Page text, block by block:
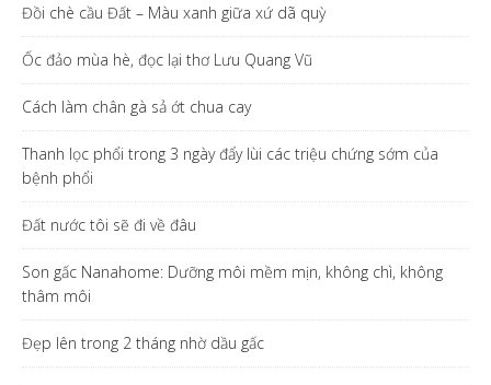
Đồi chè cầu Đất – Màu xanh giữa xứ dã quỳ
Ốc đảo mùa hè, đọc lại thơ Lưu Quang Vũ
Cách làm chân gà sả ớt chua cay
Thanh lọc phổi trong 3 ngày đẩy lùi các triệu chứng sớm của
bệnh phổi
Đất nước tôi sẽ đi về đâu
Son gấc Nanahome: Dưỡng môi mềm mịn, không chì, không
thâm môi
Đẹp lên trong 2 tháng nhờ dầu gấc